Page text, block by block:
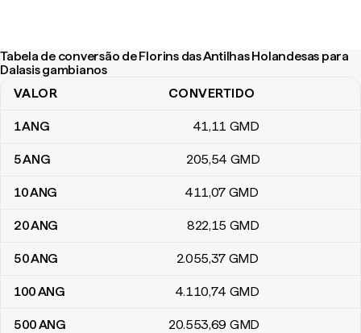
Tabela de conversão de Florins das Antilhas Holandesas para
Dalasis gambianos
Tabela de conversão de Florins das Antilhas Holandesas para
VALOR CONVERTIDO
1ANG 41,11 GMD
5ANG 205,54 GMD
10ANG 411,07 GMD
20ANG 822,15 GMD
50ANG 2.055,37 GMD
100ANG 4.110,74 GMD
500ANG 20.553,69 GMD